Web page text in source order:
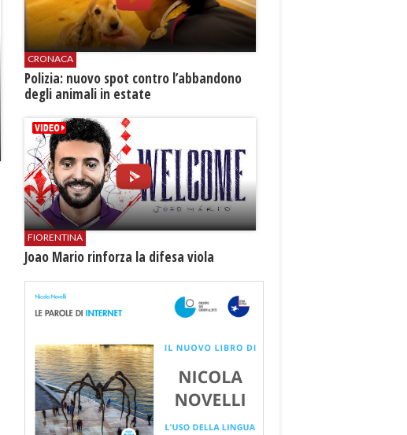
CRONACA
Polizia: nuovo spot contro l’abbandono
degli animali in estate
FIORENTINA
Joao Mario rinforza la difesa viola